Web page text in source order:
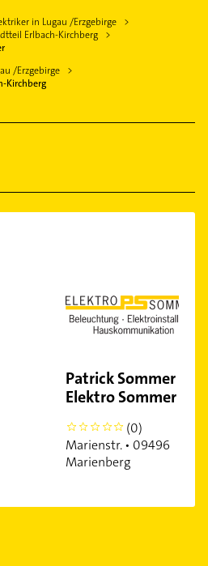
in Lugau /Erzgebirge
Erlbach-Kirchberg
/Erzgebirge
Kirchberg
Patrick Sommer PS
Elektro Sommer
0
(0)
Marienstr. • 09496
Marienberg